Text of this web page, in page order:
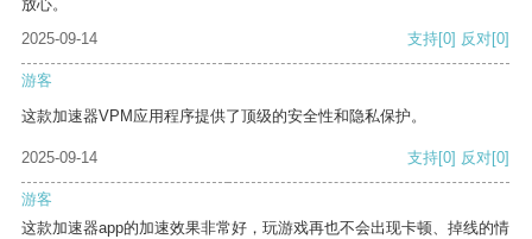
放心。
2025-09-14
支持[0] 反对[0]
游客
这款加速器VPM应用程序提供了顶级的安全性和隐私保护。
2025-09-14 支持[0] 反对[0]
游客
这款加速器app的加速效果非常好，玩游戏再也不会出现卡顿、掉线的情